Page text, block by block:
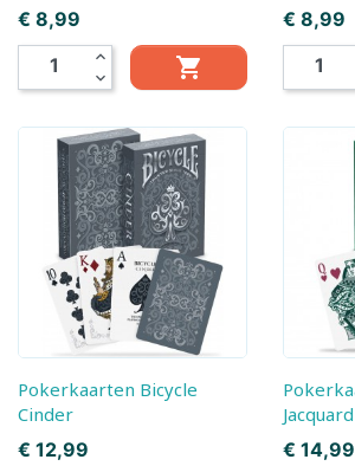
Prijs
€ 8,99
expand_less
expand_more

Prijs
€ 8,99
Pokerkaarten Bicycle
Cinder
Prijs
€ 12,99
Pokerkaarten Bicycle
Jacquard
Prijs
€ 14,99